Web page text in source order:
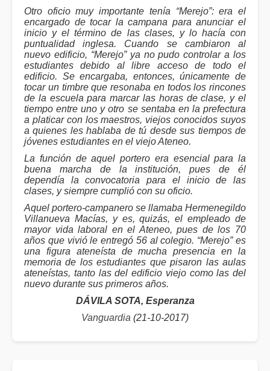
Otro oficio muy importante tenía “Merejo”: era el
encargado de tocar la campana para anunciar el
inicio y el término de las clases, y lo hacía con
puntualidad inglesa. Cuando se cambiaron al
nuevo edificio, “Merejo” ya no pudo controlar a los
estudiantes debido al libre acceso de todo el
edificio. Se encargaba, entonces, únicamente de
tocar un timbre que resonaba en todos los rincones
de la escuela para marcar las horas de clase, y el
tiempo entre uno y otro se sentaba en la prefectura
a platicar con los maestros, viejos conocidos suyos
a quienes les hablaba de tú desde sus tiempos de
jóvenes estudiantes en el viejo Ateneo.
La función de aquel portero era esencial para la
buena marcha de la institución, pues de él
dependía la convocatoria para el inicio de las
clases, y siempre cumplió con su oficio.
Aquel portero-campanero se llamaba Hermenegildo
Villanueva Macías, y es, quizás, el empleado de
mayor vida laboral en el Ateneo, pues de los 70
años que vivió le entregó 56 al colegio. “Merejo” es
una figura ateneísta de mucha presencia en la
memoria de los estudiantes que pisaron las aulas
ateneístas, tanto las del edificio viejo como las del
nuevo durante sus primeros años.
DÁVILA SOTA, Esperanza
Vanguardia (21-10-2017)